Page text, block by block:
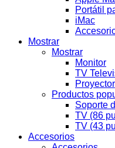
Portátil
iMac
Mostrar
Mostrar
Monitor
TV
Proyector
Productos
Soporte
TV (86
TV (43
Accesorios